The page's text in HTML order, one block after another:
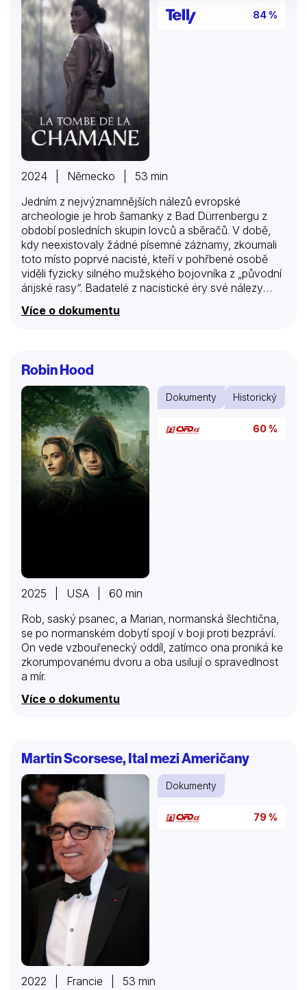
84 %
2024 | Německo | 53 min
Jedním z nejvýznamnějších nálezů evropské
archeologie je hrob šamanky z Bad Dürrenbergu z
období posledních skupin lovců a sběračů. V době,
kdy neexistovaly žádné písemné záznamy, zkoumali
toto místo poprvé nacisté, kteří v pohřbené osobě
viděli fyzicky silného mužského bojovníka z „původní
árijské rasy“. Badatelé z nacistické éry své nálezy
shromažďují nálezy a důkazy a nejnovější výzkumy
byla pohřbena s dítětem v náručí, nás fascinuje i 9
000 let po její smrti…
Více o dokumentu
Robin Hood
Dokumenty Historický
60 %
2025 | USA | 60 min
Rob, saský psanec, a Marian, normanská šlechtična,
se po normanském dobytí spojí v boji proti bezpráví.
On vede vzbouřenecký oddíl, zatímco ona proniká ke
zkorumpovanému dvoru a oba usilují o spravedlnost
a mír.
Více o dokumentu
Martin Scorsese, Ital mezi Američany
Dokumenty
79 %
2022 | Francie | 53 min